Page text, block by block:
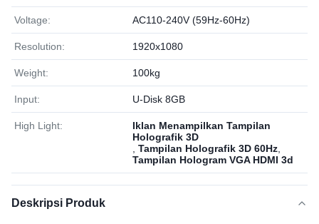
Voltage: AC110-240V (59Hz-60Hz)
Resolution: 1920x1080
Weight: 100kg
Input: U-Disk 8GB
High Light:
Iklan Menampilkan Tampilan
Holografik 3D
Tampilan Holografik 3D 60Hz
Tampilan Hologram VGA HDMI 3d
Deskripsi Produk